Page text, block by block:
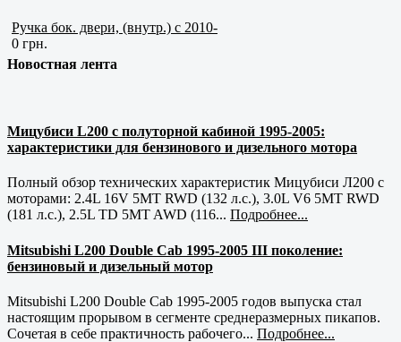
Ручка бок. двери, (внутр.) с 2010-
0 грн.
Новостная лента
Мицубиси L200 с полуторной кабиной 1995-2005:
характеристики для бензинового и дизельного мотора
Полный обзор технических характеристик Мицубиси Л200 с
моторами: 2.4L 16V 5MT RWD (132 л.с.), 3.0L V6 5MT RWD
(181 л.с.), 2.5L TD 5MT AWD (116... Подробнее...
Mitsubishi L200 Double Cab 1995-2005 III поколение:
бензиновый и дизельный мотор
Mitsubishi L200 Double Cab 1995-2005 годов выпуска стал
настоящим прорывом в сегменте среднеразмерных пикапов.
Сочетая в себе практичность рабочего... Подробнее...